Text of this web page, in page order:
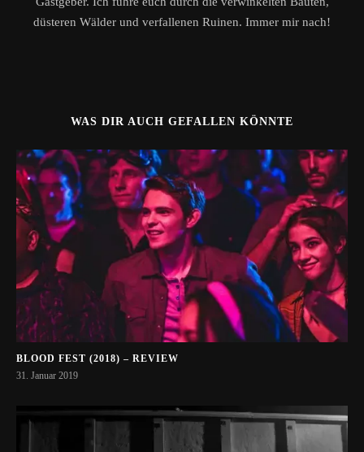
düsteren Wälder und verfallenen Ruinen. Immer mir nach!
WAS DIR AUCH GEFALLEN KÖNNTE
BLOOD FEST (2018) – REVIEW
31. Januar 2019